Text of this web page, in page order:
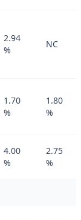
2.94
%
NC
1.70
%
1.80
%
4.00
%
2.75
%